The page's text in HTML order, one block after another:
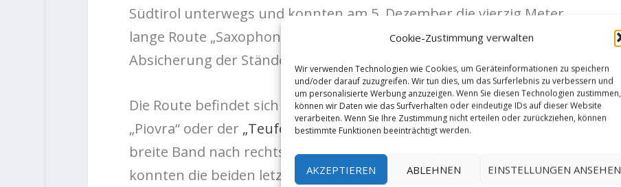
Cookie-Zustimmung verwalten
Wir verwenden Technologien wie Cookies, um Geräteinformationen zu speichern
und/oder darauf zuzugreifen. Wir tun dies, um das Surferlebnis zu verbessern und
um personalisierte Werbung anzuzeigen. Wenn Sie diesen Technologien zustimmen,
können wir Daten wie das Surfverhalten oder eindeutige IDs auf dieser Website
verarbeiten. Wenn Sie Ihre Zustimmung nicht erteilen oder zurückziehen, können
bestimmte Funktionen beeinträchtigt werden.
AKZEPTIEREN ABLEHNEN EINSTELLUNGEN ANSEHEN
Südtirol unterwegs und konnten am 5. Dezember die vierzig Meter
lange Route „Saxophon “ (WI5 M7) von unten erstbegehen. Die
Absicherung der Stände und der Route erfolgte mit Normalhaken.
Die Route befindet sich nach dem Ausstieg der klassischen Mixedroute
„Piovra“ oder der „Teufelsgeige“ (WI5+/ M6),120m bzw. 100m über das
breite Band nach rechts zum gut sichtbaren Wasserfall. Letztere Route
konnten die beiden letztes Jahr erschliessen.